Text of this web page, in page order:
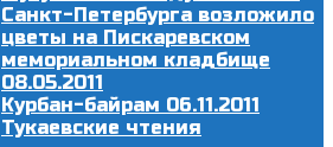
Санкт-Петербурга возложило
цветы на Пискаревском
мемориальном кладбище
08.05.2011
Курбан-байрам 06.11.2011
Тукаевские чтения